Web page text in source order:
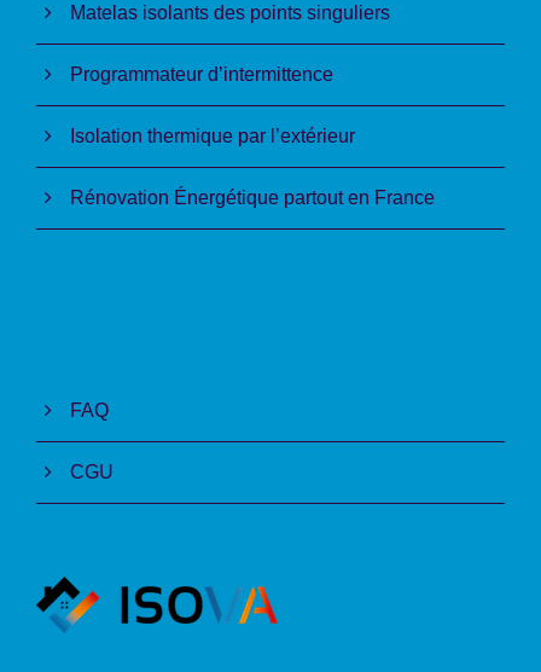
Matelas isolants des points singuliers
Programmateur d’intermittence
Isolation thermique par l’extérieur
Rénovation Énergétique partout en France
FAQ
CGU